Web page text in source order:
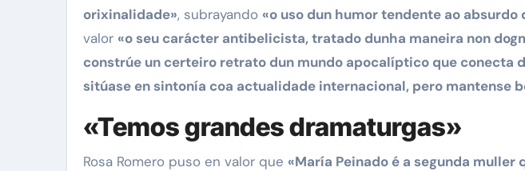
orixinalidade», subrayando «o uso dun humor tendente ao
valor «o seu carácter antibelicista, tratado dunha maneira non
constrúe un certeiro retrato dun mundo apocalíptico que
sitúase en sintonía coa actualidade internacional, pero mantense
«Temos grandes dramaturgas»
Rosa Romero puso en valor que «María Peinado é a segunda muller